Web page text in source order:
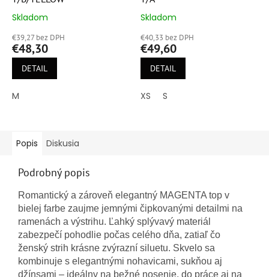
Priemerné
produktu
je
5,0
hviezdičiek.
Skladom
€39,27 bez DPH
€48,30
DETAIL
M
Priemerné
produktu
je
5,0
hviezdičiek.
Skladom
€40,33 bez DPH
€49,60
DETAIL
XS S
Popis Diskusia
Podrobný popis
Romantický a zároveň elegantný MAGENTA top v
bielej farbe zaujme jemnými čipkovanými detailmi na
ramenách a výstrihu. Ľahký splývavý materiál
zabezpečí pohodlie počas celého dňa, zatiaľ čo
ženský strih krásne zvýrazní siluetu. Skvelo sa
kombinuje s elegantnými nohavicami, sukňou aj
džínsami – ideálny na bežné nosenie, do práce aj na